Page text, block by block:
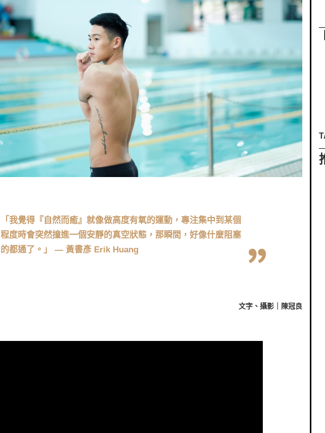
「我覺得『自然而癒』就像做高度有氧的運動，專注集中到某個
程度時會突然撞進一個安靜的真空狀態，那瞬間，好像什麼阻塞
的都通了。」 — 黃書彥 Erik Huang
文字、攝影｜陳冠良